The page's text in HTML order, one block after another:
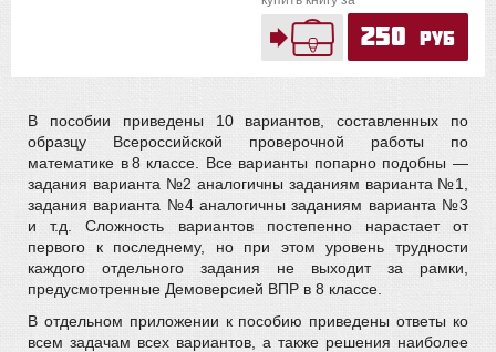
250 руб
В пособии приведены 10 вариантов, составленных по
образцу Всероссийской проверочной работы по
математике в 8 классе. Все варианты попарно подобны —
задания варианта №2 аналогичны заданиям варианта №1,
задания варианта №4 аналогичны заданиям варианта №3
и т.д. Сложность вариантов постепенно нарастает от
первого к последнему, но при этом уровень трудности
каждого отдельного задания не выходит за рамки,
предусмотренные Демоверсией ВПР в 8 классе.
В отдельном приложении к пособию приведены ответы ко
всем задачам всех вариантов, а также решения наиболее